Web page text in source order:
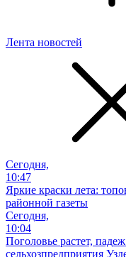
Лента новостей
Сегодня,
10:47
Яркие краски лета:
районной газеты
Сегодня,
10:04
Поголовье растет,
сельхозпредприятия